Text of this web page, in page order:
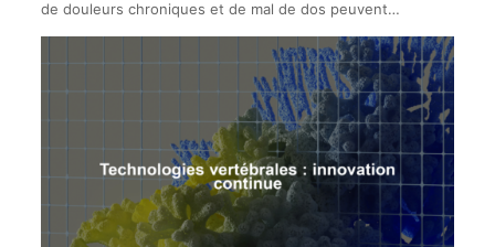
de douleurs chroniques et de mal de dos peuvent…